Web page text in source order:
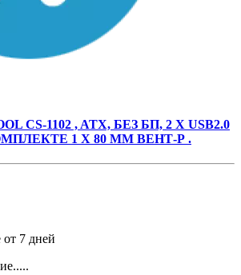
CS-1102 , ATX, БЕЗ БП, 2 X USB2.0
1 X 80 ММ ВЕНТ-Р .
7 дней